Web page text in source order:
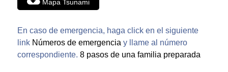
Mapa Tsunami
En caso de emergencia, haga click en el siguiente
link Números de emergencia y llame al número
correspondiente. 8 pasos de una familia preparada